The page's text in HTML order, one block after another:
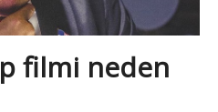
filmi neden